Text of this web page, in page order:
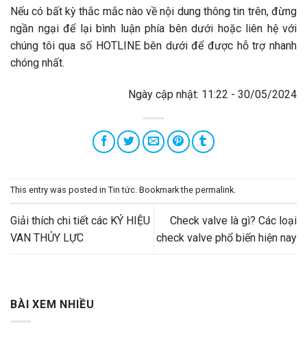
BÀI XEM NHIỀU
Nếu có bất kỳ thắc mắc nào về nội dung thông tin trên, đừng
ngần ngại để lại bình luận phía bên dưới hoặc liên hệ với
chúng tôi qua số HOTLINE bên dưới để được hỗ trợ nhanh
chóng nhất.
Ngày cập nhật: 11:22 - 30/05/2024
This entry was posted in Tin tức. Bookmark the permalink.
Giải thích chi tiết các KÝ HIỆU
VAN THỦY LỰC
Check valve là gì? Các loại
check valve phổ biến hiện nay